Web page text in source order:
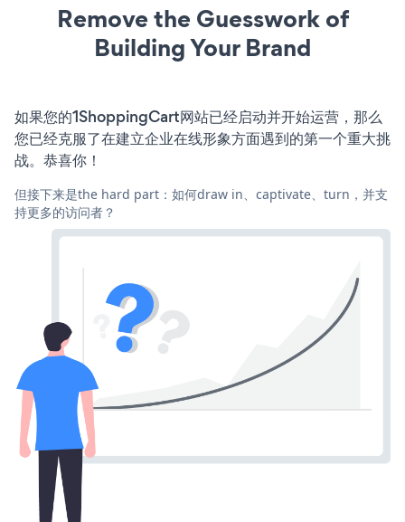
Remove the Guesswork of
Building Your Brand
如果您的1ShoppingCart网站已经启动并开始运营，那么
您已经克服了在建立企业在线形象方面遇到的第一个重大挑
战。恭喜你！
但接下来是the hard part：如何draw in、captivate、turn，并支
持更多的访问者？